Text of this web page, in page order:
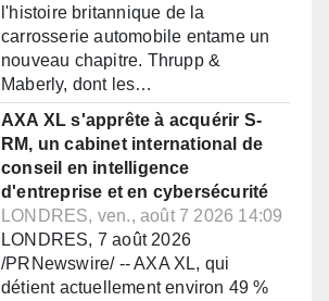
l'histoire britannique de la
carrosserie automobile entame un
nouveau chapitre. Thrupp &
Maberly, dont les…
AXA XL s'apprête à acquérir S-
RM, un cabinet international de
conseil en intelligence
d'entreprise et en cybersécurité
LONDRES, ven., août 7 2026 14:09
LONDRES, 7 août 2026
/PRNewswire/ -- AXA XL, qui
détient actuellement environ 49 %